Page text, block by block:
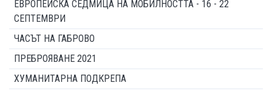
ЕВРОПЕЙСКА СЕДМИЦА НА МОБИЛНОСТТА - 16 - 22
СЕПТЕМВРИ
ЧАСЪТ НА ГАБРОВО
ПРЕБРОЯВАНЕ 2021
ХУМАНИТАРНА ПОДКРЕПА